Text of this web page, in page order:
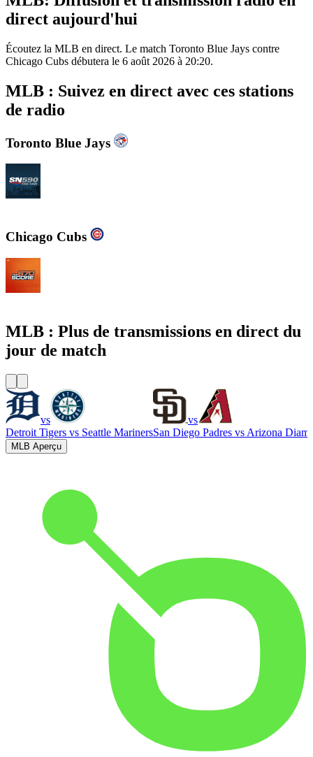
direct aujourd'hui
Écoutez la MLB en direct. Le match Toronto Blue Jays contre
Chicago Cubs débutera le 6 août 2026 à 20:20.
MLB : Suivez en direct avec ces stations
de radio
Toronto Blue Jays
Chicago Cubs
MLB : Plus de transmissions en direct du
jour de match
vs
Detroit Tigers vs Seattle Mariners
vs
San Diego Padres vs Arizona
MLB Aperçu